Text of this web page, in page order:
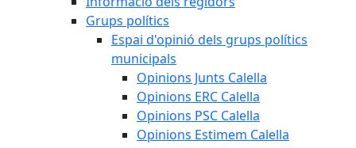
Grups polítics
Espai d'opinió dels grups polítics
municipals
Opinions Junts Calella
Opinions ERC Calella
Opinions PSC Calella
Opinions Estimem Calella